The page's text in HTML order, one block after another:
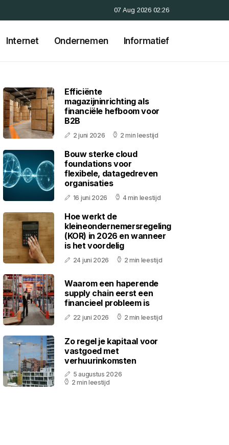
07 Aug 2026 02:26
Internet Ondernemen Informatief
Efficiënte
magazijninrichting als
financiële hefboom voor
B2B
2 juni 2026 2 min leestijd
Bouw sterke cloud
foundations voor
flexibele, datagedreven
organisaties
16 juni 2026 4 min leestijd
Hoe werkt de
kleineondernemersregeling
(KOR) in 2026 en wanneer
is het voordelig
24 juni 2026 2 min leestijd
Waarom een haperende
supply chain eerst een
financieel probleem is
22 juni 2026 2 min leestijd
Zo regel je kapitaal voor
vastgoed met
verhuurinkomsten
5 augustus 2026
2 min leestijd